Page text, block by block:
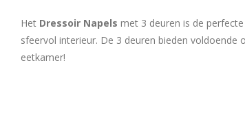
Het Dressoir Napels met 3 deuren is de
sfeervol interieur. De 3 deuren bieden
eetkamer!